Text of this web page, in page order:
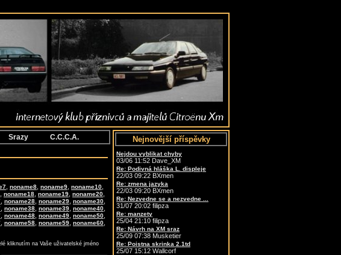
Srazy C.C.C.A.
noname8 noname9 noname10
noname18 noname19 noname20
noname28 noname29 noname30
noname38 noname39 noname40
noname48 noname49 noname50
noname58 noname59 noname60
kliknutím na Vaše uživatelské jméno
Nejnovější příspěvky
Nejdou vyblikat chyby
03/06 11:52 Dave_XM
Re: Podivná hláška L. displeje
22/03 09:22 BXmen
Re: zmena jazyka
22/03 09:20 BXmen
Re: Nezvedne se a nezvedne ...
31/07 20:02 filipza
Re: manzety
25/04 21:10 filipza
Re: Návrh na XM sraz
25/09 07:38 Musketier
Re: Poistna skrinka 2.1td
25/07 15:12 Wallcorf